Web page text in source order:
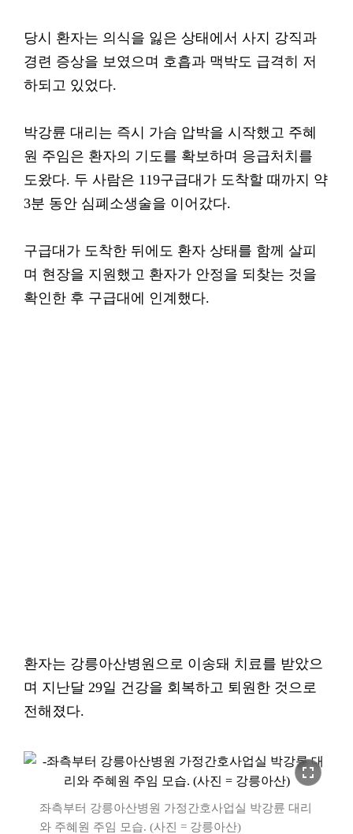
당시 환자는 의식을 잃은 상태에서 사지 강직과
경련 증상을 보였으며 호흡과 맥박도 급격히 저
하되고 있었다.
박강륜 대리는 즉시 가슴 압박을 시작했고 주혜
원 주임은 환자의 기도를 확보하며 응급처치를
도왔다. 두 사람은 119구급대가 도착할 때까지 약
3분 동안 심폐소생술을 이어갔다.
구급대가 도착한 뒤에도 환자 상태를 함께 살피
며 현장을 지원했고 환자가 안정을 되찾는 것을
확인한 후 구급대에 인계했다.
환자는 강릉아산병원으로 이송돼 치료를 받았으
며 지난달 29일 건강을 회복하고 퇴원한 것으로
전해졌다.
fullscreen
좌측부터 강릉아산병원 가정간호사업실 박강륜 대리
와 주혜원 주임 모습. (사진 = 강릉아산)